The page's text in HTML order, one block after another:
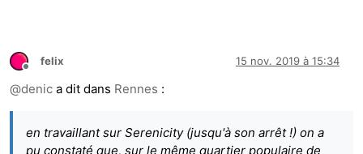
Hors-ligne
felix 15 nov. 2019 à 15:34
@denic a dit dans Rennes :
en travaillant sur Serenicity (jusqu'à son arrêt !) on a
pu constaté que, sur le même quartier populaire de